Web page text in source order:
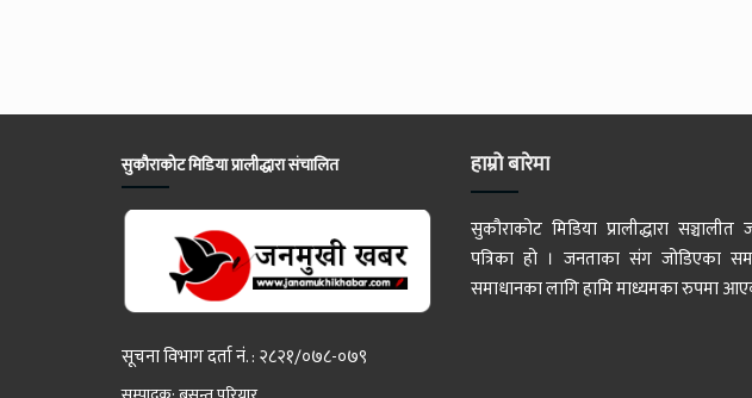
सुकौराकोट मिडिया प्रालीद्धारा संचालित
सूचना विभाग दर्ता नं. : २८२१/०७८-०७९
हाम्रो बारेमा
सुकौराकोट मिडिया प्रालीद्धारा
पत्रिका हो । जनताका संग जोडिएका
समाधानका लागि हामि माध्यमका रुपमा